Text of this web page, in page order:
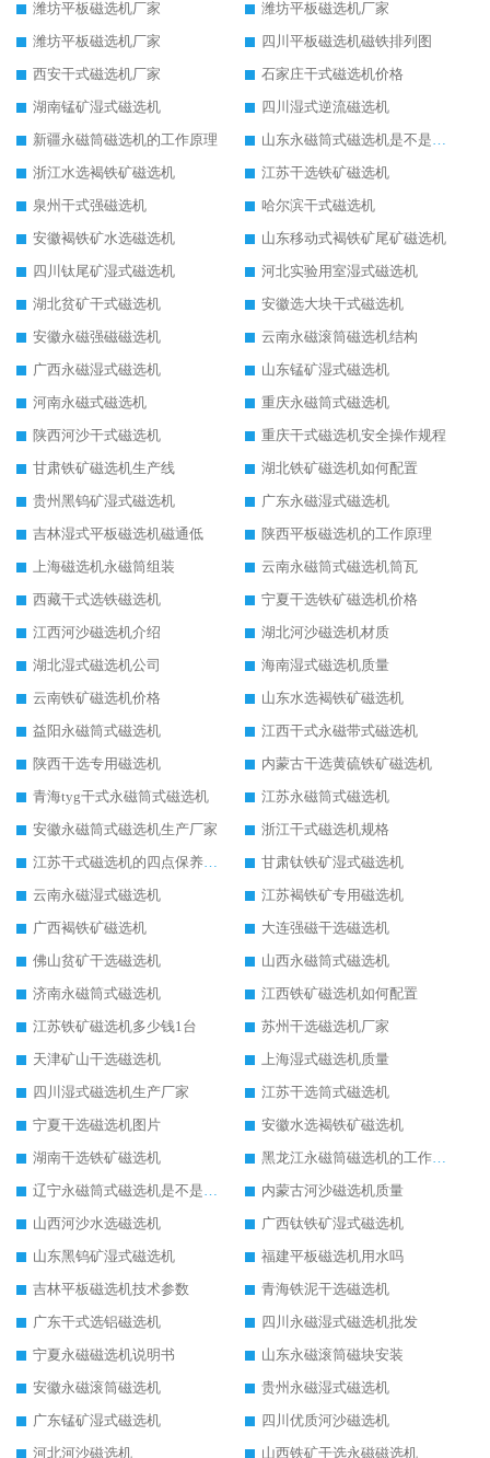
潍坊平板磁选机厂家
潍坊平板磁选机厂家
潍坊平板磁选机厂家
四川平板磁选机磁铁排列图
西安干式磁选机厂家
石家庄干式磁选机价格
湖南锰矿湿式磁选机
四川湿式逆流磁选机
新疆永磁筒磁选机的工作原理
山东永磁筒式磁选机是不是强磁
浙江水选褐铁矿磁选机
江苏干选铁矿磁选机
泉州干式强磁选机
哈尔滨干式磁选机
安徽褐铁矿水选磁选机
山东移动式褐铁矿尾矿磁选机
四川钛尾矿湿式磁选机
河北实验用室湿式磁选机
湖北贫矿干式磁选机
安徽选大块干式磁选机
安徽永磁强磁磁选机
云南永磁滚筒磁选机结构
广西永磁湿式磁选机
山东锰矿湿式磁选机
河南永磁式磁选机
重庆永磁筒式磁选机
陕西河沙干式磁选机
重庆干式磁选机安全操作规程
甘肃铁矿磁选机生产线
湖北铁矿磁选机如何配置
贵州黑钨矿湿式磁选机
广东永磁湿式磁选机
吉林湿式平板磁选机磁通低
陕西平板磁选机的工作原理
上海磁选机永磁筒组装
云南永磁筒式磁选机筒瓦
西藏干式选铁磁选机
宁夏干选铁矿磁选机价格
江西河沙磁选机介绍
湖北河沙磁选机材质
湖北湿式磁选机公司
海南湿式磁选机质量
云南铁矿磁选机价格
山东水选褐铁矿磁选机
益阳永磁筒式磁选机
江西干式永磁带式磁选机
陕西干选专用磁选机
内蒙古干选黄硫铁矿磁选机
青海tyg干式永磁筒式磁选机
江苏永磁筒式磁选机
安徽永磁筒式磁选机生产厂家
浙江干式磁选机规格
江苏干式磁选机的四点保养秘籍
甘肃钛铁矿湿式磁选机
云南永磁湿式磁选机
江苏褐铁矿专用磁选机
广西褐铁矿磁选机
大连强磁干选磁选机
佛山贫矿干选磁选机
山西永磁筒式磁选机
济南永磁筒式磁选机
江西铁矿磁选机如何配置
江苏铁矿磁选机多少钱1台
苏州干选磁选机厂家
天津矿山干选磁选机
上海湿式磁选机质量
四川湿式磁选机生产厂家
江苏干选筒式磁选机
宁夏干选磁选机图片
安徽水选褐铁矿磁选机
湖南干选铁矿磁选机
黑龙江永磁筒磁选机的工作原理
辽宁永磁筒式磁选机是不是强磁
内蒙古河沙磁选机质量
山西河沙水选磁选机
广西钛铁矿湿式磁选机
山东黑钨矿湿式磁选机
福建平板磁选机用水吗
吉林平板磁选机技术参数
青海铁泥干选磁选机
广东干式选铝磁选机
四川永磁湿式磁选机批发
宁夏永磁磁选机说明书
山东永磁滚筒磁块安装
安徽永磁滚筒磁选机
贵州永磁湿式磁选机
广东锰矿湿式磁选机
四川优质河沙磁选机
河北河沙磁选机
山西铁矿干选永磁磁选机